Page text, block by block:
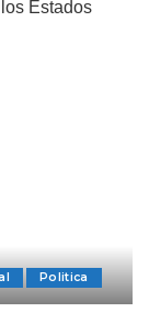
Politica